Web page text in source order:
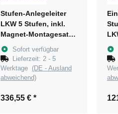
Stufen-Anlegeleiter
LKW 5 Stufen, inkl.
Magnet-Montagesatz
inkl. Ausstiegsholm
rechts
Sofort verfügbar
Lieferzeit: 2 - 5
Werktage (DE - Ausland
abweichend)
336,55 € *